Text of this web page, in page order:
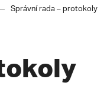
Správní rada – protokoly